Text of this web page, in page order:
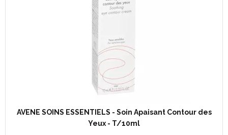
AVENE SOINS ESSENTIELS - Soin Apaisant Contour des
Yeux - T/10ml